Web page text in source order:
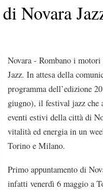
Novara
Novara - Rombano i motori
Jazz. In attesa della
programma dell’edizione
giugno), il festival jazz che
eventi estivi della città di
vitalità ed energia in un
Torino e Milano.
Primo appuntamento di
infatti venerdì 6 maggio a